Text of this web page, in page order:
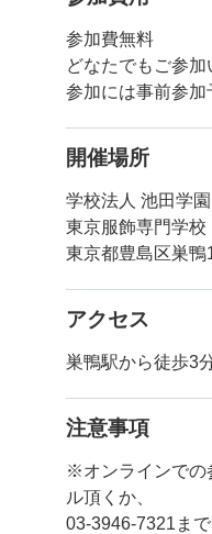
参加費無料
どなたでもご参
参加には事前参加
開催場所
学校法人 池田学園
東京服飾専門学校
東京都豊島区巣鴨
アクセス
巣鴨駅から徒歩3
注意事項
※オンラインでの
ル頂くか、
03-3946-7321ま